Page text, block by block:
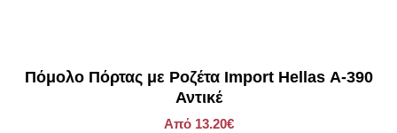
Πόμολο Πόρτας με Ροζέτα Import Hellas A-390
Αντικέ
Από 13.20€